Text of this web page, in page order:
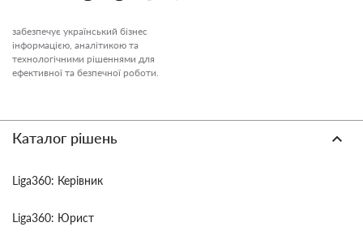
забезпечує український бізнес
інформацією, аналітикою та
технологічними рішеннями для
ефективної та безпечної роботи.
Каталог рішень
Liga360: Керівник
Liga360: Юрист